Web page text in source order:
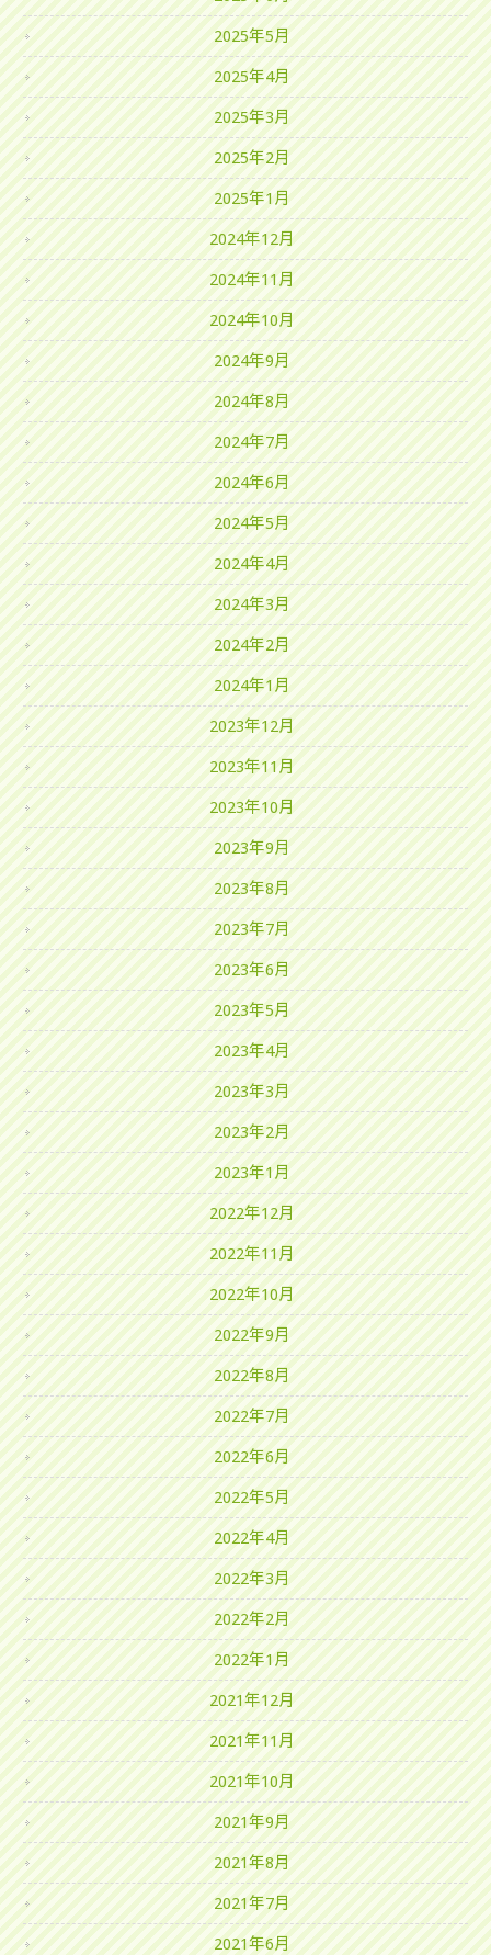
2025年5月
2025年4月
2025年3月
2025年2月
2025年1月
2024年12月
2024年11月
2024年10月
2024年9月
2024年8月
2024年7月
2024年6月
2024年5月
2024年4月
2024年3月
2024年2月
2024年1月
2023年12月
2023年11月
2023年10月
2023年9月
2023年8月
2023年7月
2023年6月
2023年5月
2023年4月
2023年3月
2023年2月
2023年1月
2022年12月
2022年11月
2022年10月
2022年9月
2022年8月
2022年7月
2022年6月
2022年5月
2022年4月
2022年3月
2022年2月
2022年1月
2021年12月
2021年11月
2021年10月
2021年9月
2021年8月
2021年7月
2021年6月